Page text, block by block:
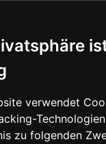
verwendet
zu folgenden